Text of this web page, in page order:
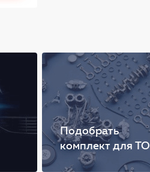
Подобрать
комплект для ТО